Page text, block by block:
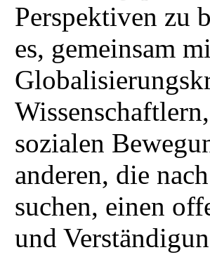
Perspektiven zu
es, gemeinsam
sozialen
anderen, die
suchen, einen
und